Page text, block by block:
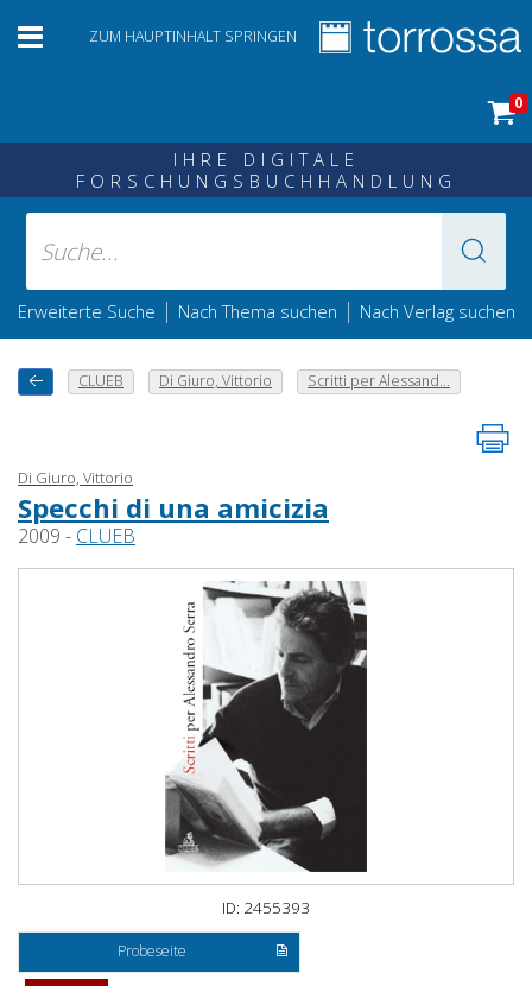
ZUM HAUPTINHALT SPRINGEN
0
IHRE DIGITALE
FORSCHUNGSBUCHHANDLUNG
Erweiterte Suche | Nach Thema suchen | Nach Verlag suchen
CLUEB Di Giuro, Vittorio Scritti per Alessand...
Di Giuro, Vittorio
Specchi di una amicizia
2009 - CLUEB
ID: 2455393
Probeseite